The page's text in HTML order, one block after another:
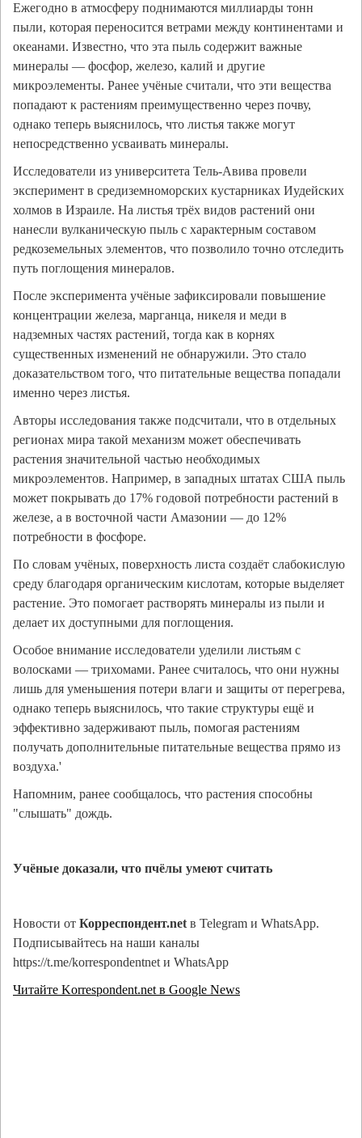
Ежегодно в атмосферу поднимаются миллиарды тонн
пыли, которая переносится ветрами между континентами и
океанами. Известно, что эта пыль содержит важные
минералы — фосфор, железо, калий и другие
микроэлементы. Ранее учёные считали, что эти вещества
попадают к растениям преимущественно через почву,
однако теперь выяснилось, что листья также могут
непосредственно усваивать минералы.
Исследователи из университета Тель-Авива провели
эксперимент в средиземноморских кустарниках Иудейских
холмов в Израиле. На листья трёх видов растений они
нанесли вулканическую пыль с характерным составом
редкоземельных элементов, что позволило точно отследить
путь поглощения минералов.
После эксперимента учёные зафиксировали повышение
концентрации железа, марганца, никеля и меди в
надземных частях растений, тогда как в корнях
существенных изменений не обнаружили. Это стало
доказательством того, что питательные вещества попадали
именно через листья.
Авторы исследования также подсчитали, что в отдельных
регионах мира такой механизм может обеспечивать
растения значительной частью необходимых
микроэлементов. Например, в западных штатах США пыль
может покрывать до 17% годовой потребности растений в
железе, а в восточной части Амазонии — до 12%
потребности в фосфоре.
По словам учёных, поверхность листа создаёт слабокислую
среду благодаря органическим кислотам, которые выделяет
растение. Это помогает растворять минералы из пыли и
делает их доступными для поглощения.
Особое внимание исследователи уделили листьям с
волосками — трихомами. Ранее считалось, что они нужны
лишь для уменьшения потери влаги и защиты от перегрева,
однако теперь выяснилось, что такие структуры ещё и
эффективно задерживают пыль, помогая растениям
получать дополнительные питательные вещества прямо из
воздуха.'
Напомним, ранее сообщалось, что растения способны
"слышать" дождь.
Учёные доказали, что пчёлы умеют считать
Новости от Корреспондент.net в Telegram и WhatsApp.
Подписывайтесь на наши каналы
https://t.me/korrespondentnet и WhatsApp
Читайте Korrespondent.net в Google News